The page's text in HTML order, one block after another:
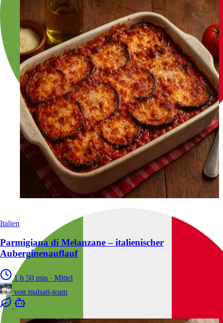
Italien
Parmigiana di Melanzane – italienischer
Auberginenauflauf
1 h 50 min · Mittel
von malsati-team